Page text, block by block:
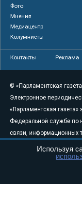
Фото
Мнения
Медиацентр
Колумнисты
Контакты Реклама
© «Парламентская
Электронное
«Парламентская газета»
Федеральной службе по
связи, информационных
массовых коммуникаций
августа 2011 года. 18+
Свидетельство о
Используя